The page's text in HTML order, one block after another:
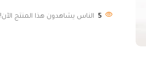
5 الناس يشاهدون هذا المنتج الآن!